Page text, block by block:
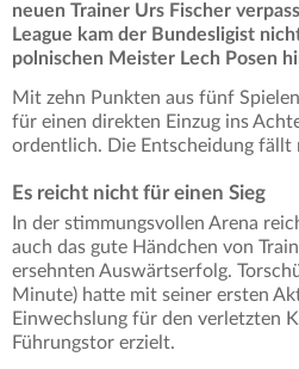
neuen Trainer Urs Fischer
League kam der Bundesligist
polnischen Meister Lech Posen
Mit zehn Punkten aus fünf
für einen direkten Einzug ins
ordentlich. Die Entscheidung fällt
Es reicht nicht für einen Sieg
In der stimmungsvollen Arena
auch das gute Händchen von
ersehnten Auswärtserfolg.
Minute) hatte mit seiner ersten
Einwechslung für den verletzten
Führungstor erzielt.